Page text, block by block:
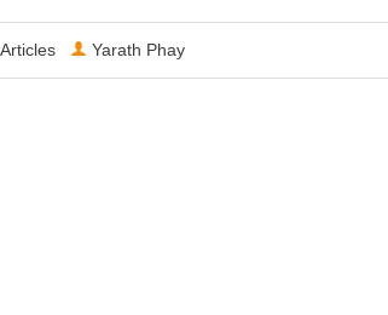
Articles Yarath Phay